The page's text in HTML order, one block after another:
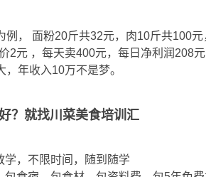
例， 面粉20斤共32元，肉10斤共100
2元 ，每天卖400元，每日净利润208
年收入10万不是梦。
？就找川菜美食培训汇
学，不限时间，随到随学